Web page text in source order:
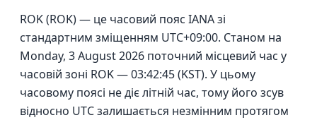
ROK (ROK) — це часовий пояс IANA зі
стандартним зміщенням UTC+09:00. Станом на
Monday, 3 August 2026 поточний місцевий час у
часовій зоні ROK — 03:42:45 (KST). У цьому
часовому поясі не діє літній час, тому його зсув
відносно UTC залишається незмінним протягом